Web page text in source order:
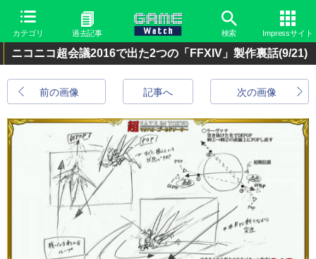
カテゴリ 過去記事 検索 Impressサイト
ニコニコ超会議2016で出た2つの「FFXIV」製作裏話(9/21)
前の画像 次の画像
記事へ